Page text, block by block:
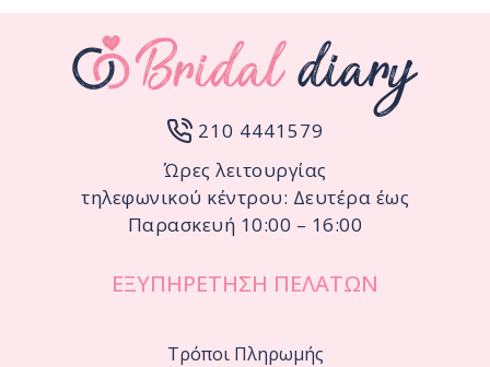
210 4441579
Ώρες λειτουργίας
τηλεφωνικού κέντρου: Δευτέρα έως
Παρασκευή 10:00 – 16:00
ΕΞΥΠΗΡΕΤΗΣΗ ΠΕΛΑΤΩΝ
Τρόποι Πληρωμής